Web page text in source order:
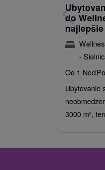
do
-
Od 1 Noci
Ubytovanie
3000 m²,